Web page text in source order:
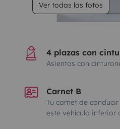
Ver todas las fotos
4 plazas con
Asientos con
Carnet B
Tu carnet de
este vehículo inferior